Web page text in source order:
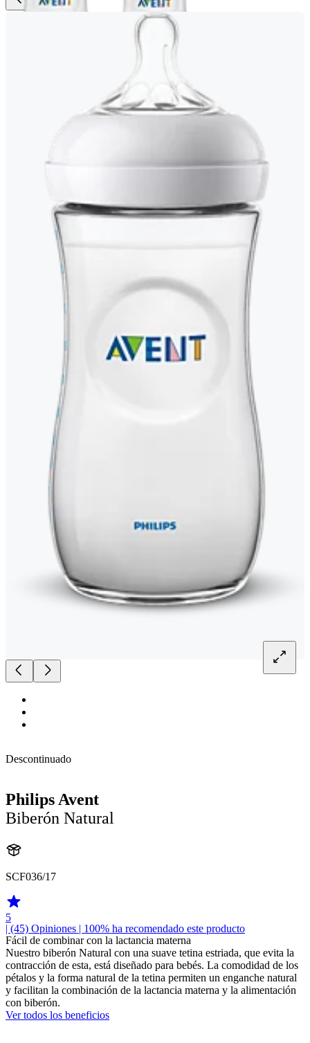
Descontinuado
Philips Avent
Biberón Natural
SCF036/17
5
| (45) Opiniones | 100% ha recomendado este producto
Fácil de combinar con la lactancia materna
Nuestro biberón Natural con una suave tetina estriada, que evita la
contracción de esta, está diseñado para bebés. La comodidad de los
pétalos y la forma natural de la tetina permiten un enganche natural
y facilitan la combinación de la lactancia materna y la alimentación
con biberón.
Ver todos los beneficios